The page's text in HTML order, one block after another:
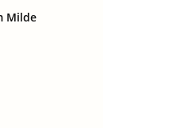
Milde